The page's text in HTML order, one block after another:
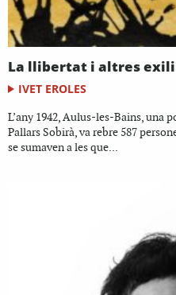
La llibertat i altres
IVET EROLES
L’any 1942, Aulus-les-Bains, una
Pallars Sobirà, va rebre 587
se sumaven a les que...